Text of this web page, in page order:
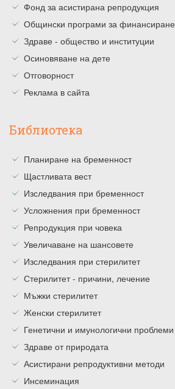
Фонд за асистирана репродукция
Общински програми за финансиране
Здраве - общество и институции
Осиновяване на дете
Отговорност
Реклама в сайта
Библиотека
Планиране на бременност
Щастливата вест
Изследвания при бременност
Усложнения при бременност
Репродукция при човека
Увеличаване на шансовете
Изследвания при стерилитет
Стерилитет - причини, лечение
Мъжки стерилитет
Женски стерилитет
Генетични и имунологични проблеми
Здраве от природата
Асистирани репродуктивни методи
Инсеминация